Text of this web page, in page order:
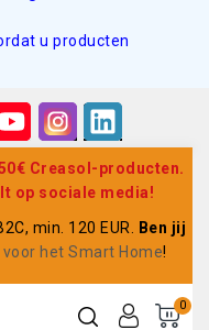
u producten
Creasol-producten.
op sociale media!
min. 120 EUR.
Ben jij
het Smart Home!
0